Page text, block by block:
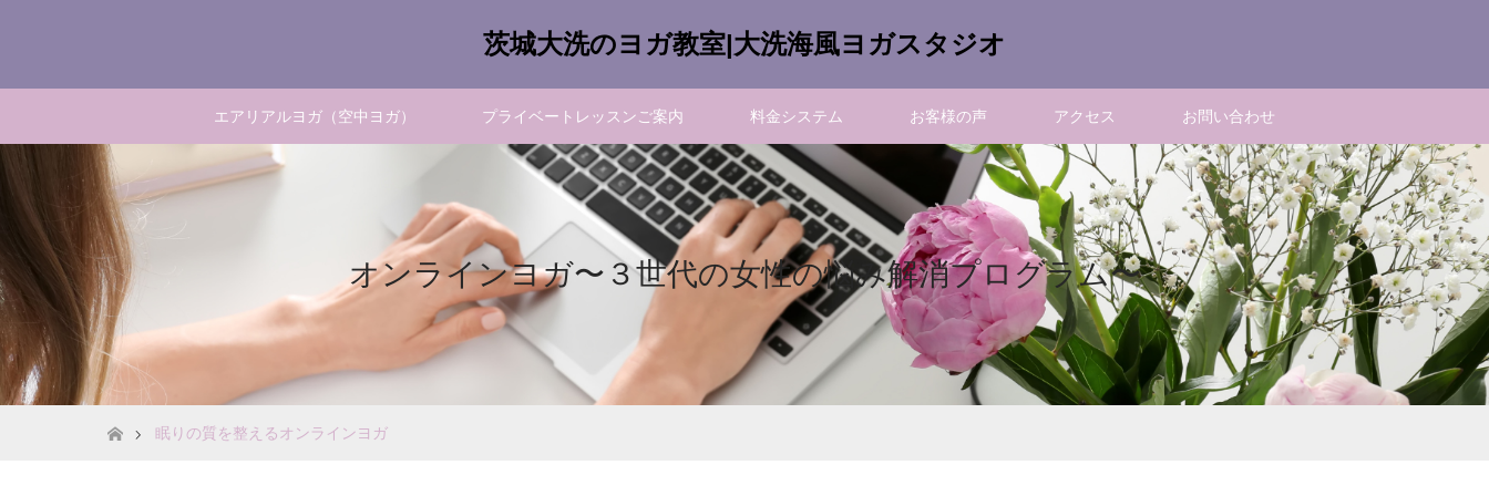
茨城大洗のヨガ教室|大洗海風ヨガスタジオ
エアリアルヨガ（空中ヨガ） プライベートレッスンご案内 料金システム お客様の声 アクセス お問い合わせ
オンラインヨガ〜３世代の女性の悩み解消プログラム〜
ホーム眠りの質を整えるオンラインヨガ